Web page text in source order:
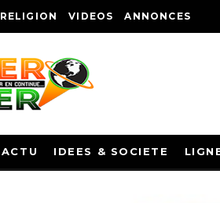
RELIGION VIDEOS ANNONCES
ACTU IDEES & SOCIETE